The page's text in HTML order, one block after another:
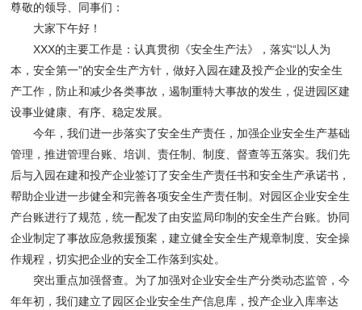
尊敬的领导、同事们：
大家下午好！
XXX的主要工作是：认真贯彻《安全生产法》，落实“以人为
本，安全第一”的安全生产方针，做好入园在建及投产企业的安全生
产工作，防止和减少各类事故，遏制重特大事故的发生，促进园区建
设事业健康、有序、稳定发展。
今年，我们进一步落实了安全生产责任，加强企业安全生产基础
管理，推进管理台账、培训、责任制、制度、督查等五落实。我们先
后与入园在建和投产企业签订了安全生产责任书和安全生产承诺书，
帮助企业进一步健全和完善各项安全生产责任制。对园区企业安全生
产台账进行了规范，统一配发了由安监局印制的安全生产台账。协同
企业制定了事故应急救援预案，建立健全安全生产规章制度、安全操
作规程，切实把企业的安全工作落到实处。
突出重点加强督查。为了加强对企业安全生产分类动态监管，今
年年初，我们建立了园区企业安全生产信息库，投产企业入库率达